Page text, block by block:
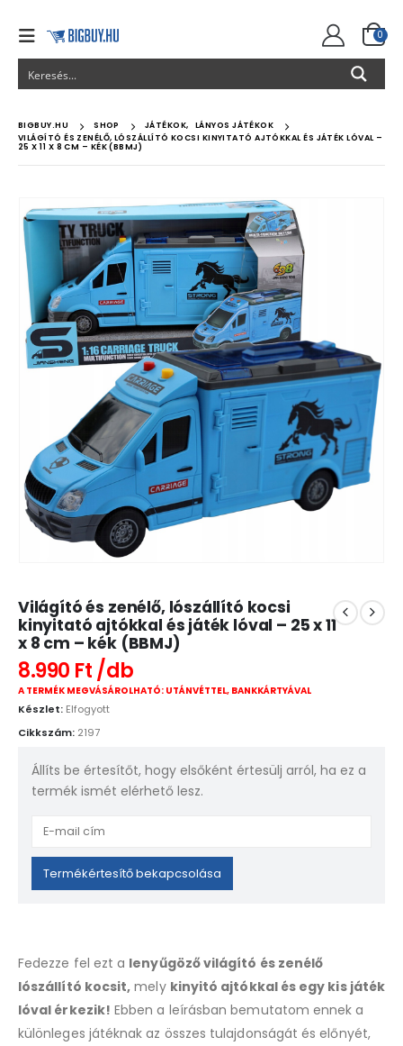
0
BIGBUY.HU SHOP JÁTÉKOK,
LÁNYOS JÁTÉKOK
VILÁGÍTÓ ÉS ZENÉLŐ, LÓSZÁLLÍTÓ KOCSI KINYITATÓ AJTÓKKAL ÉS JÁTÉK LÓVAL –
25 X 11 X 8 CM – KÉK (BBMJ)
Világító és zenélő, lószállító kocsi
kinyitató ajtókkal és játék lóval – 25 x 11
x 8 cm – kék (BBMJ)
8.990 Ft
A TERMÉK MEGVÁSÁROLHATÓ: UTÁNVÉTTEL, BANKKÁRTYÁVAL
Készlet: Elfogyott
Cikkszám: 2197
Állíts be értesítőt, hogy elsőként értesülj arról, ha ez a
termék ismét elérhető lesz.
Enter
email
address
waitlist
for
this
product
Termékértesítő bekapcsolása
Fedezze fel ezt a lenyűgöző világító és zenélő
lószállító kocsit, mely kinyitó ajtókkal és egy kis játék
lóval érkezik! Ebben a leírásban bemutatom ennek a
különleges játéknak az összes tulajdonságát és előnyét,